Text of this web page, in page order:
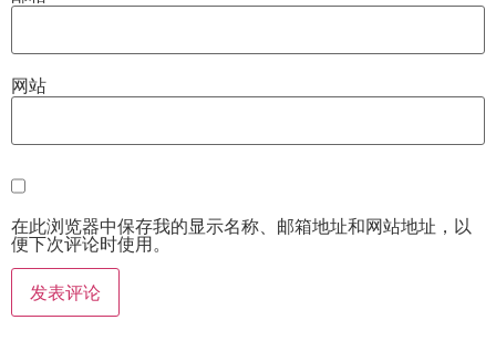
网站
在此浏览器中保存我的显示名称、邮箱地址和网站地址，以
便下次评论时使用。